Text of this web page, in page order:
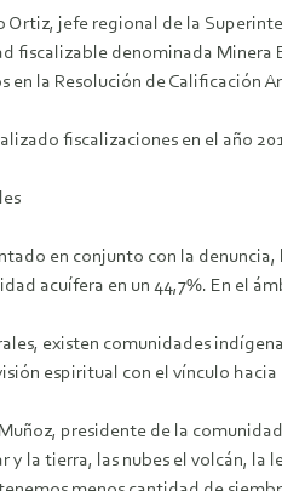
Ortiz, jefe regional de la
fiscalizable denominada
en la Resolución de Calificación
fiscalizaciones en el año
en conjunto con la
acuífera en un 44,7%. En el
existen comunidades
espiritual con el vínculo
presidente de la
y la tierra, las nubes el volcán,